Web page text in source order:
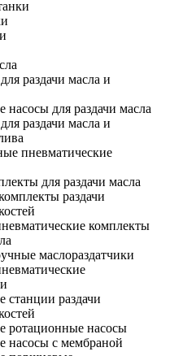
раздачи масла и
насосы для раздачи масла
раздачи масла и
пневматические
для раздачи масла
раздачи
комплекты
маслораздатчики
станции раздачи
ротационные насосы
насосы с мембраной